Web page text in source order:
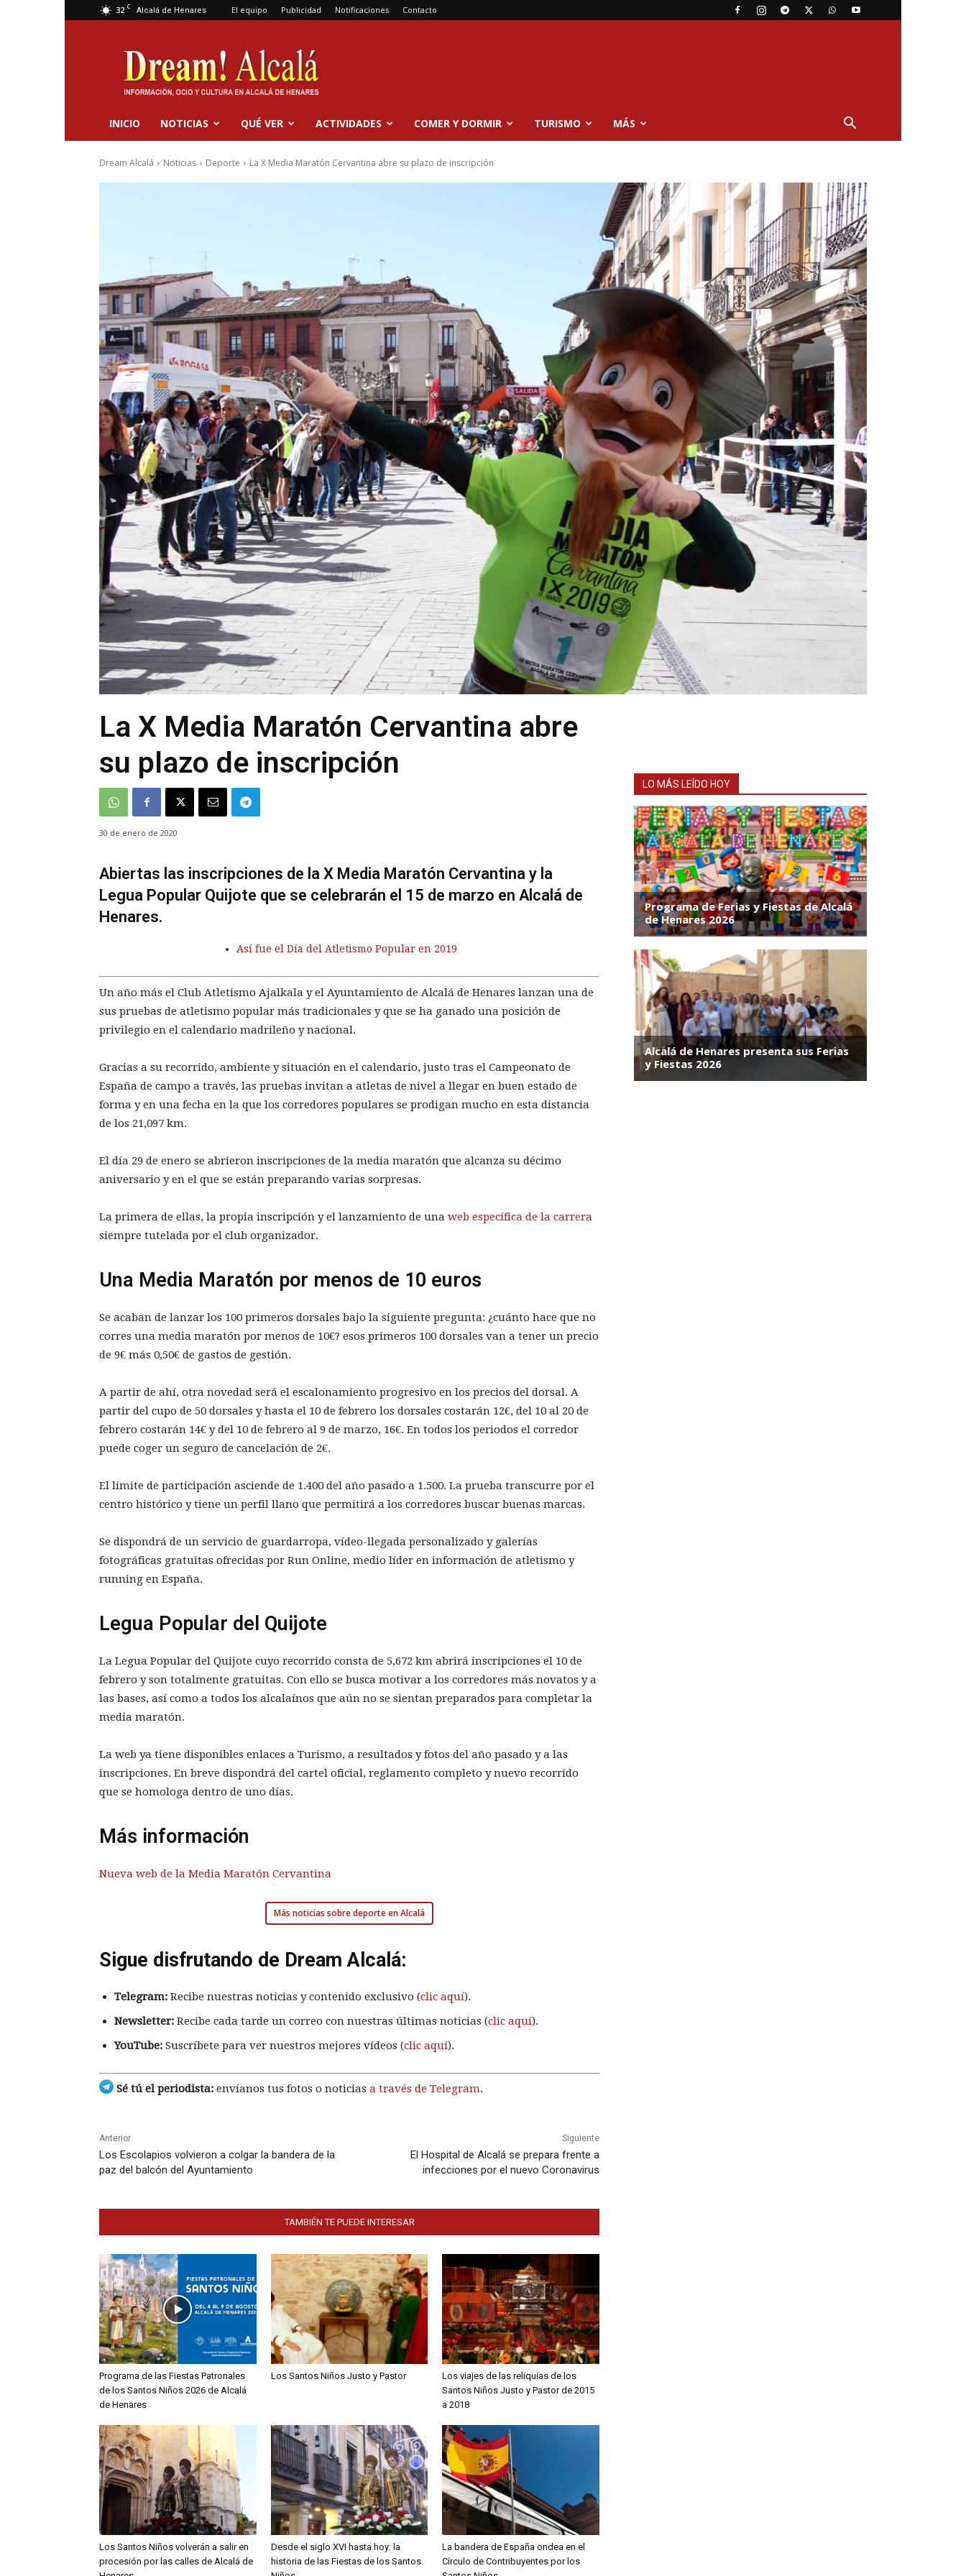
32 C Alcalá de Henares El equipo Publicidad Notificaciones Contacto
Dream
Alcalá
INICIO NOTICIAS QUÉ VER ACTIVIDADES COMER Y DORMIR TURISMO MÁS
Dream Alcalá Noticias Deporte La X Media Maratón Cervantina abre su plazo de inscripción
La X Media Maratón Cervantina abre
su plazo de inscripción
30 de enero de 2020
Abiertas las inscripciones de la X Media Maratón Cervantina y la
Legua Popular Quijote que se celebrarán el 15 de marzo en Alcalá de
Henares.
Así fue el Día del Atletismo Popular en 2019
Un año más el Club Atletismo Ajalkala y el Ayuntamiento de Alcalá de Henares lanzan una de
sus pruebas de atletismo popular más tradicionales y que se ha ganado una posición de
privilegio en el calendario madrileño y nacional.
Gracias a su recorrido, ambiente y situación en el calendario, justo tras el Campeonato de
España de campo a través, las pruebas invitan a atletas de nivel a llegar en buen estado de
forma y en una fecha en la que los corredores populares se prodigan mucho en esta distancia
de los 21,097 km.
El día 29 de enero se abrieron inscripciones de la media maratón que alcanza su décimo
aniversario y en el que se están preparando varias sorpresas.
La primera de ellas, la propia inscripción y el lanzamiento de una web específica de la carrera
siempre tutelada por el club organizador.
Una Media Maratón por menos de 10 euros
Se acaban de lanzar los 100 primeros dorsales bajo la siguiente pregunta: ¿cuánto hace que no
corres una media maratón por menos de 10€? esos primeros 100 dorsales van a tener un precio
de 9€ más 0,50€ de gastos de gestión.
A partir de ahí, otra novedad será el escalonamiento progresivo en los precios del dorsal. A
partir del cupo de 50 dorsales y hasta el 10 de febrero los dorsales costarán 12€, del 10 al 20 de
febrero costarán 14€ y del 10 de febrero al 9 de marzo, 16€. En todos los periodos el corredor
puede coger un seguro de cancelación de 2€.
El límite de participación asciende de 1.400 del año pasado a 1.500. La prueba transcurre por el
centro histórico y tiene un perfil llano que permitirá a los corredores buscar buenas marcas.
Se dispondrá de un servicio de guardarropa, vídeo-llegada personalizado y galerías
fotográficas gratuitas ofrecidas por Run Online, medio líder en información de atletismo y
running en España.
Legua Popular del Quijote
La Legua Popular del Quijote cuyo recorrido consta de 5,672 km abrirá inscripciones el 10 de
febrero y son totalmente gratuitas. Con ello se busca motivar a los corredores más novatos y a
las bases, así como a todos los alcalaínos que aún no se sientan preparados para completar la
media maratón.
La web ya tiene disponibles enlaces a Turismo, a resultados y fotos del año pasado y a las
inscripciones. En breve dispondrá del cartel oficial, reglamento completo y nuevo recorrido
que se homologa dentro de uno días.
Más información
Nueva web de la Media Maratón Cervantina
Más noticias sobre deporte en Alcalá
Sigue disfrutando de Dream Alcalá:
Telegram: Recibe nuestras noticias y contenido exclusivo (clic aquí).
Newsletter: Recibe cada tarde un correo con nuestras últimas noticias (clic aquí).
YouTube: Suscríbete para ver nuestros mejores vídeos (clic aquí).
Sé tú el periodista: envíanos tus fotos o noticias a través de Telegram.
Anterior
Los Escolapios volvieron a colgar la bandera de la
paz del balcón del Ayuntamiento
Siguiente
El Hospital de Alcalá se prepara frente a
infecciones por el nuevo Coronavirus
TAMBIÉN TE PUEDE INTERESAR
Programa de las Fiestas Patronales
de los Santos Niños 2026 de Alcalá
de Henares
Los Santos Niños Justo y Pastor
Los viajes de las reliquias de los
Santos Niños Justo y Pastor de 2015
a 2018
Los Santos Niños volverán a salir en
procesión por las calles de Alcalá de
Desde el siglo XVI hasta hoy: la
historia de las Fiestas de los Santos
La bandera de España ondea en el
Círculo de Contribuyentes por los
LO MÁS LEÍDO HOY